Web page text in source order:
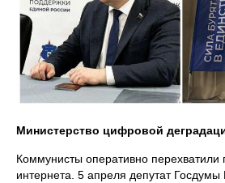
Министерство цифровой
Коммунисты оперативно перехватили
интернета. 5 апреля депутат